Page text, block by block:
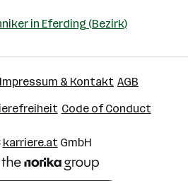
in Eferding (Bezirk)
Impressum & Kontakt AGB
Code of Conduct
karriere.atGmbH